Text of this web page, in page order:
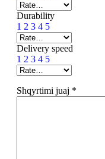
Durability
1 2 3 4 5
Delivery speed
1 2 3 4 5
Shqyrtimi juaj *